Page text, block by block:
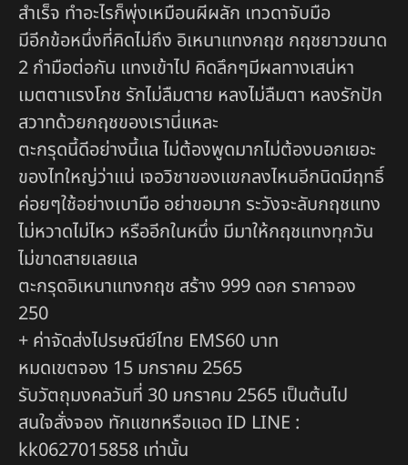
สำเร็จ ทำอะไรก็พุ่งเหมือนผีผลัก เทวดาจับมือ
มีอีกข้อหนึ่งที่คิดไม่ถึง อิเหนาแทงกฤช กฤชยาวขนาด
2 กำมือต่อกัน แทงเข้าไป คิดลึกๆมีผลทางเสน่หา
เมตตาแรงโภช รักไม่ลืมตาย หลงไม่ลืมตา หลงรักปัก
สวาทด้วยกฤชของเรานี่แหละ
ตะกรุดนี้ดีอย่างนี้แล ไม่ต้องพูดมากไม่ต้องบอกเยอะ
ของไทใหญ่ว่าแน่ เจอวิชาของแขกลงไหนอีกนิดมีฤทธิ์
ค่อยๆใช้อย่างเบามือ อย่าขอมาก ระวังจะลับกฤชแทง
ไม่หวาดไม่ไหว หรืออีกในหนึ่ง มีมาให้กฤชแทงทุกวัน
ไม่ขาดสายเลยแล
ตะกรุดอิเหนาแทงกฤช สร้าง 999 ดอก ราคาจอง
250
+ ค่าจัดส่งไปรษณีย์ไทย EMS60 บาท
หมดเขตจอง 15 มกราคม 2565
รับวัตถุมงคลวันที่ 30 มกราคม 2565 เป็นต้นไป
สนใจสั่งจอง ทักแชทหรือแอด ID LINE :
kk0627015858 เท่านั้น